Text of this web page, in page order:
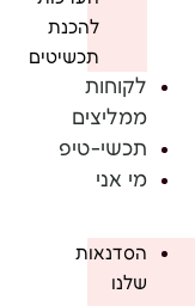
להכנת
תכשיטים
לקוחות
ממליצים
תכשי-טיפ
מי אני
הסדנאות
שלנו